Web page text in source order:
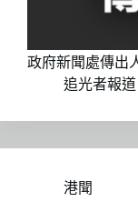
政府新聞處傳出
追光者報道
港聞